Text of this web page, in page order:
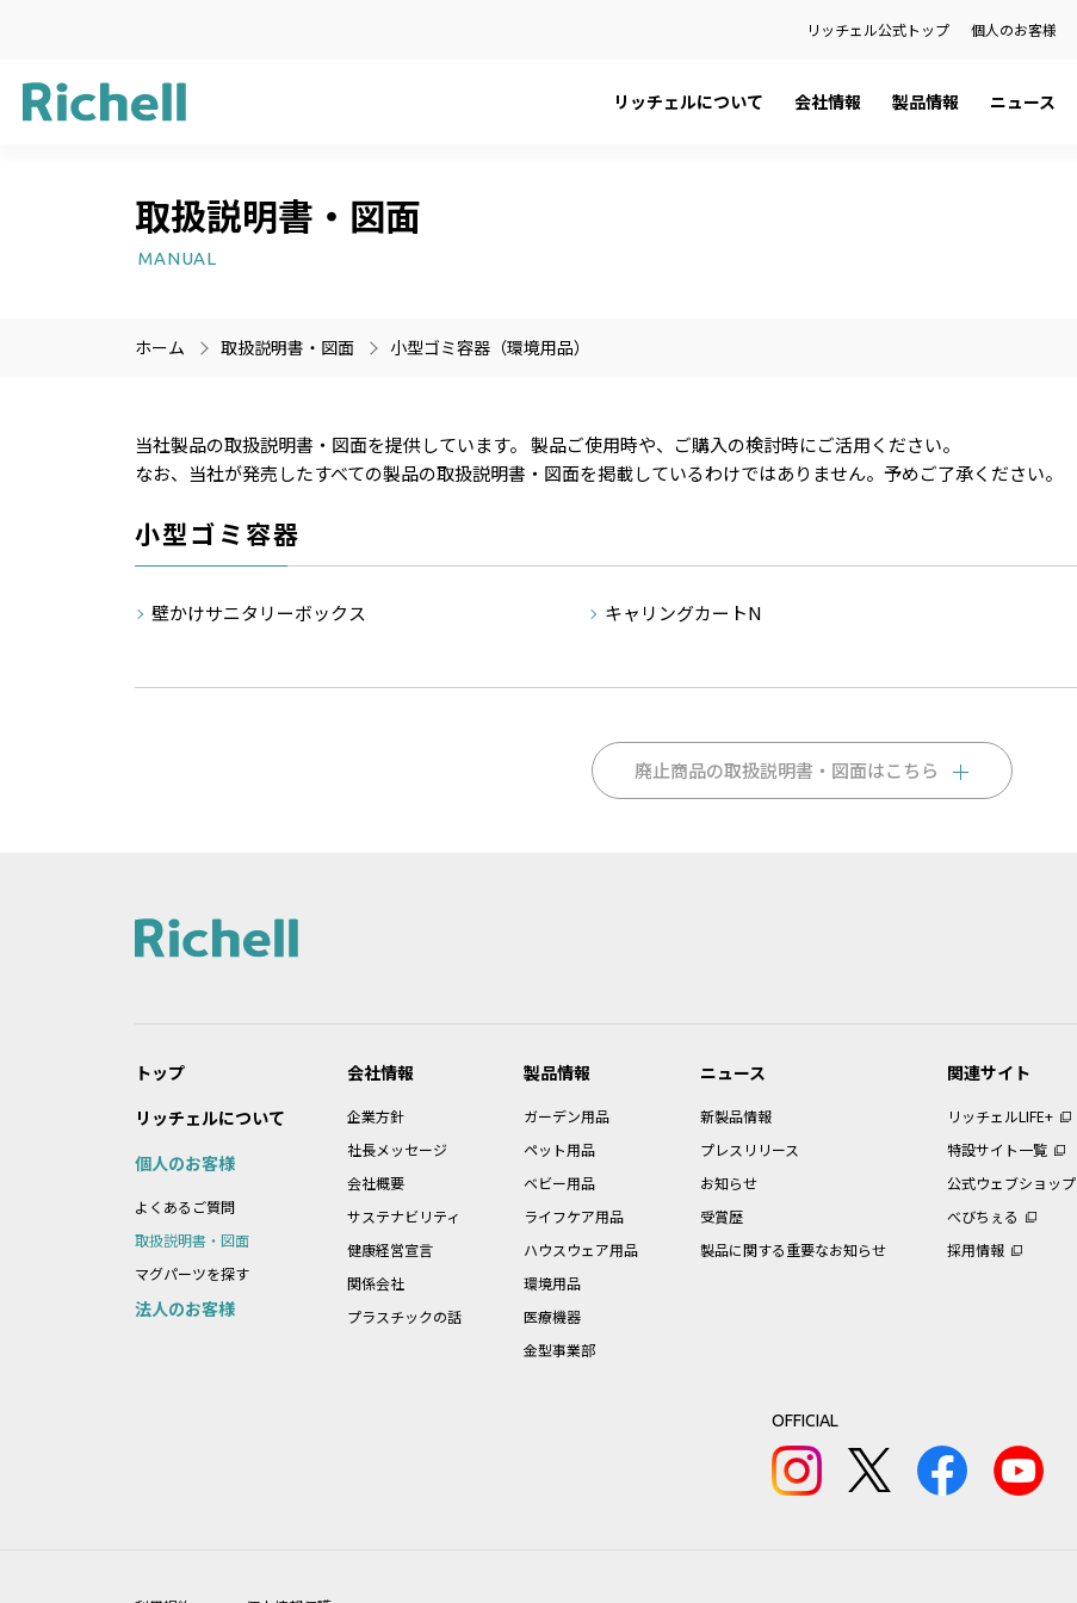
リッチェル公式トップ 個人のお客様
リッチェルについて 会社情報 製品情報 ニュース
取扱説明書・図面
MANUAL
ホーム 取扱説明書・図面 小型ゴミ容器（環境用品）
当社製品の取扱説明書・図面を提供しています。 製品ご使用時や、ご購入の検討時にご活用ください。
なお、当社が発売したすべての製品の取扱説明書・図面を掲載しているわけではありません。予めご了承ください。
小型ゴミ容器
壁かけサニタリーボックス キャリングカートN
廃止商品の取扱説明書・図面はこちら
トップ
リッチェルについて
個人のお客様
よくあるご質問
取扱説明書・図面
マグパーツを探す
法人のお客様
会社情報
企業方針
社長メッセージ
会社概要
サステナビリティ
健康経営宣言
関係会社
プラスチックの話
製品情報
ガーデン用品
ペット用品
ベビー用品
ライフケア用品
ハウスウェア用品
環境用品
医療機器
金型事業部
ニュース
新製品情報
プレスリリース
お知らせ
受賞歴
製品に関する重要なお知らせ
関連サイト
リッチェルLIFE+
特設サイト一覧
公式ウェブショップ
べびちぇる
採用情報
OFFICIAL